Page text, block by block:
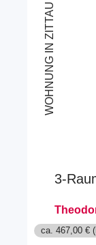
WOHNUNG IN ZITTAU
3-
ca. 467,00 €